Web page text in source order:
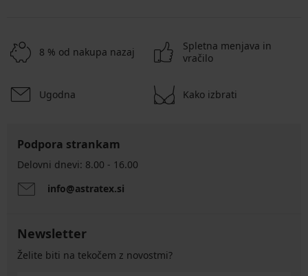
8 % od nakupa nazaj
Spletna menjava in
vračilo
Ugodna Kako izbrati
Podpora strankam
Delovni dnevi: 8.00 - 16.00
info@astratex.si
Newsletter
Želite biti na tekočem z novostmi?